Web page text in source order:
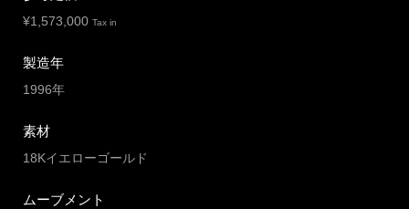
¥1,573,000 Tax in
製造年
1996年
素材
18Kイエローゴールド
ムーブメント